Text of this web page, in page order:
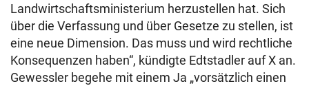
Landwirtschaftsministerium herzustellen hat. Sich
über die Verfassung und über Gesetze zu stellen, ist
eine neue Dimension. Das muss und wird rechtliche
Konsequenzen haben“, kündigte Edtstadler auf X an.
Gewessler begehe mit einem Ja „vorsätzlich einen